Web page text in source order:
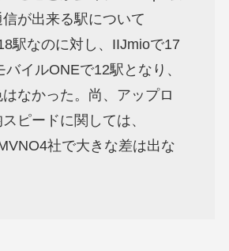
が出来る駅について
駅なのに対し、IIJmioで17
イルONEで12駅となり、
なかった。尚、アップロ
ピードに関しては、
社で大きな差は出な